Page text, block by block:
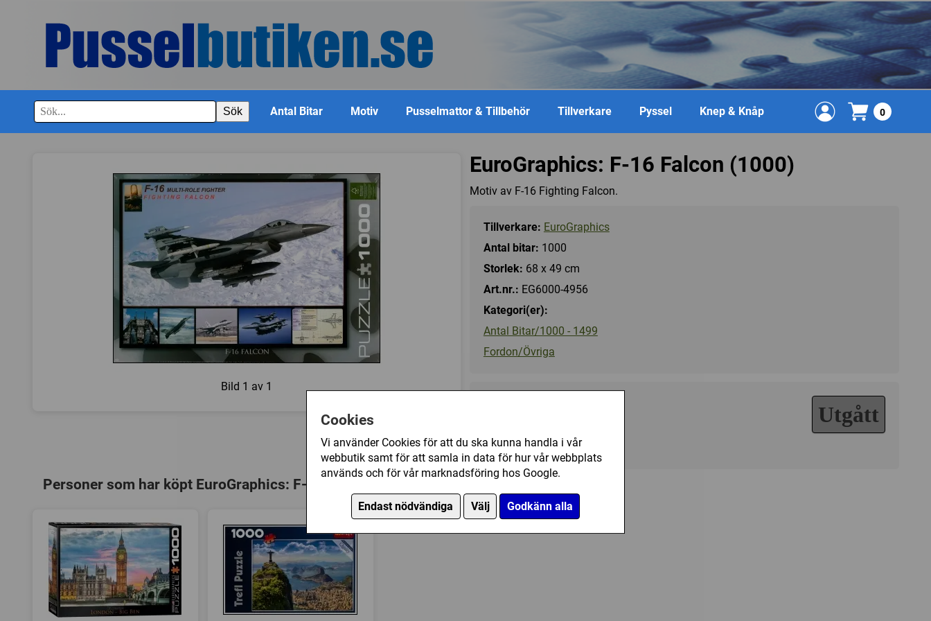
Cookies
Vi använder Cookies för att du ska kunna handla i vår
webbutik samt för att samla in data för hur vår webbplats
används och för vår marknadsföring hos Google.
Endast nödvändiga Välj Godkänn alla
Sök Antal Bitar Motiv Pusselmattor & Tillbehör Tillverkare Pyssel Knep & Knåp 0
Bild 1 av 1
EuroGraphics: F-16 Falcon (1000)
Motiv av F-16 Fighting Falcon.
Tillverkare: EuroGraphics
Antal bitar: 1000
Storlek: 68 x 49 cm
Art.nr.: EG6000-4956
Kategori(er):
Antal Bitar/1000 - 1499
Fordon/Övriga
Utgått
Ej tillgänglig
Personer som har köpt EuroGraphics: F-16 Falcon (1000) har också köpt